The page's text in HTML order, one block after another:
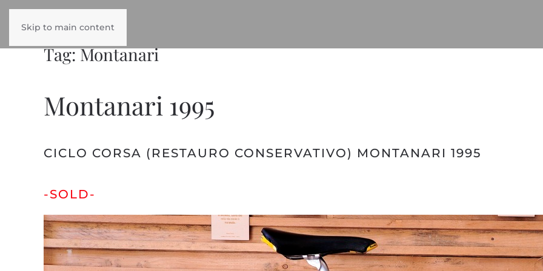
Skip to main content
Tag:Montanari
Montanari 1995
CICLO CORSA (RESTAURO CONSERVATIVO) MONTANARI 1995
-SOLD-